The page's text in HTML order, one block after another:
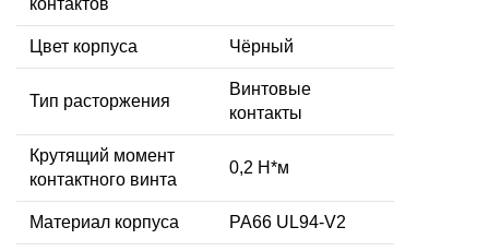
Цвет корпуса Чёрный
Тип расторжения
Винтовые
контакты
Крутящий момент
контактного винта
0,2 Н*м
Материал корпуса PA66 UL94-V2